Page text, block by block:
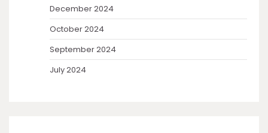
December 2024
October 2024
September 2024
July 2024